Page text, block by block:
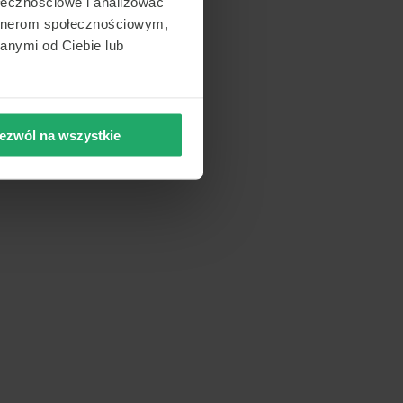
społecznościowym,
od Ciebie lub
na wszystkie